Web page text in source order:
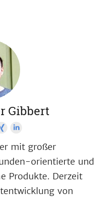
Gibbert
mit großer
orientierte und
Produkte. Derzeit
von